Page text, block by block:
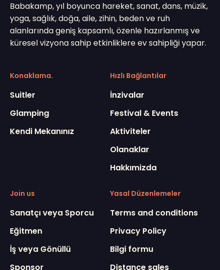
Babakamp, yıl boyunca hareket, sanat, dans, müzik,
yoga, sağlık, doğa, aile, zihin, beden ve ruh
alanlarında geniş kapsamlı, özenle hazırlanmış ve
küresel vizyona sahip etkinliklere ev sahipliği yapar.
Konaklama.
Suitler
Glamping
Kendi Mekanınız
Hızlı Bağlantılar
İnzivalar
Festival & Events
Aktiviteler
Olanaklar
Hakkımizda
Join us
Sanatçı veya Sporcu
Eğitmen
İş veya Gönüllü
Sponsor
Yasal Düzenlemeler
Terms and conditions
Privacy Policy
Bilgi formu
Distance sales